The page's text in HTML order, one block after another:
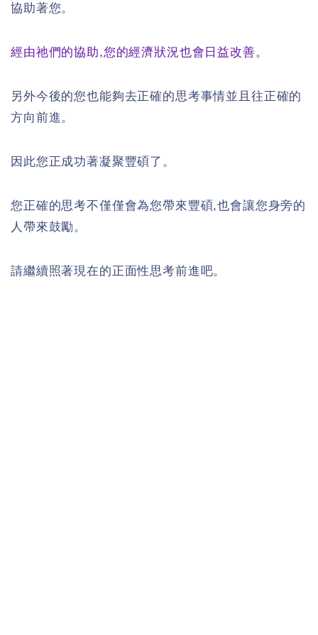
協助著您。
經由祂們的協助,您的經濟狀況也會日益改善。
另外今後的您也能夠去正確的思考事情並且往正確的
方向前進。
因此您正成功著凝聚豐碩了。
您正確的思考不僅僅會為您帶來豐碩,也會讓您身旁的
人帶來鼓勵。
請繼續照著現在的正面性思考前進吧。